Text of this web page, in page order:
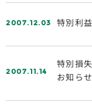
2007.12.03 特別利
2007.11.14
特別損
お知らせ